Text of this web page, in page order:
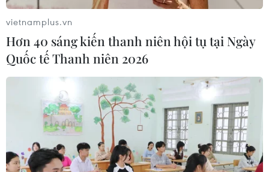
Cần đảm bảo an toàn tàu thuyền trên biển
trong siêu bão Rai
16/12/2021 23:22
Nguy cơ siêu bão Rai ảnh hưởng trực tiếp đến khu vực
vùng biển phía Nam từ Bình Thuận trở vào là chưa cao.
vietnamplus.vn
Hơn 40 sáng kiến thanh niên hội tụ tại Ngày
Quốc tế Thanh niên 2026